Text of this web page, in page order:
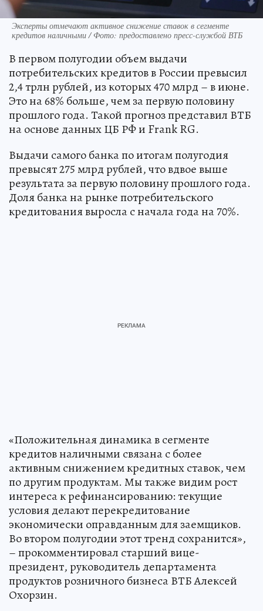
Эксперты отмечают активное снижение ставок в сегменте
кредитов наличными / Фото: предоставлено пресс-службой ВТБ
В первом полугодии объем выдачи
потребительских кредитов в России превысил
2,4 трлн рублей, из которых 470 млрд – в июне.
Это на 68% больше, чем за первую половину
прошлого года. Такой прогноз представил ВТБ
на основе данных ЦБ РФ и Frank RG.
Выдачи самого банка по итогам полугодия
превысят 275 млрд рублей, что вдвое выше
результата за первую половину прошлого года.
Доля банка на рынке потребительского
кредитования выросла с начала года на 70%.
«Положительная динамика в сегменте
кредитов наличными связана с более
активным снижением кредитных ставок, чем
по другим продуктам. Мы также видим рост
интереса к рефинансированию: текущие
условия делают перекредитование
экономически оправданным для заемщиков.
Во втором полугодии этот тренд сохранится»,
– прокомментировал старший вице-
президент, руководитель департамента
продуктов розничного бизнеса ВТБ Алексей
Охорзин.